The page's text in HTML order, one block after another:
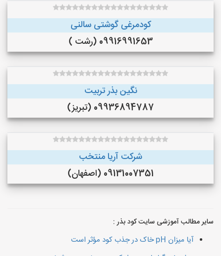
کودمرغی گوشتی سالنی
09916991653 (رشت )
نگین بذر تربیت
09936894787 (تبریز)
شرکت آریا منتخب
09131007351 (اصفهان)
سایر مطالب آموزشی سایت کود بذر :
آیا میزان pH خاک در جذب کود مؤثر است